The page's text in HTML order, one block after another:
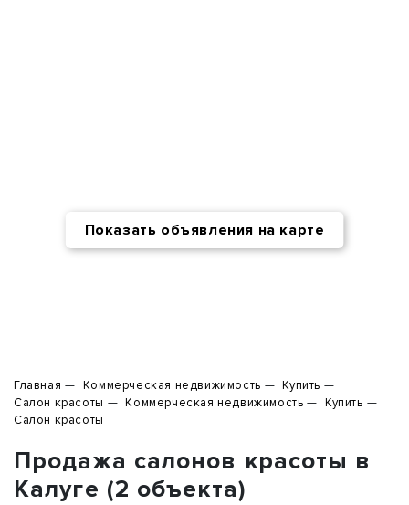
Показать объявления на карте
Главная Коммерческая недвижимость
Купить
Салон красоты
Коммерческая недвижимость
Купить
Салон красоты
Продажа салонов красоты в
Калуге (2 объекта)